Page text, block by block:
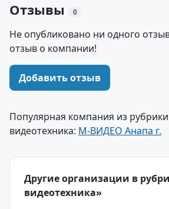
Отзывы 0
Не опубликовано ни одного
отзыв о компании!
Добавить отзыв
Популярная компания из
видеотехника: М-ВИДЕО Анапа г.
Другие организации в
видеотехника»